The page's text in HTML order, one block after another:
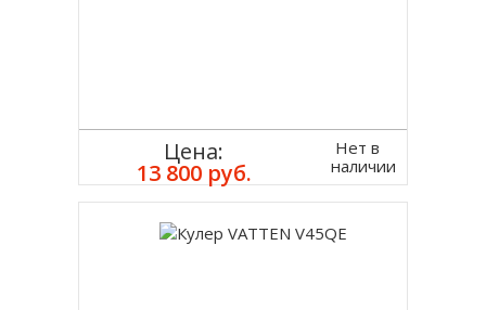
Цена:
13 800 руб.
Нет в
наличии